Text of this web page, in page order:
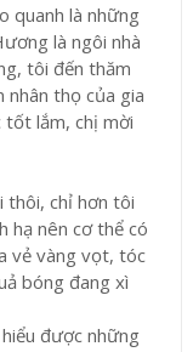
quanh là những
là ngôi nhà
tôi đến thăm
nhân thọ của gia
tốt lắm, chị mời
thôi, chỉ hơn tôi
hạ nên cơ thể có
vẻ vàng vọt, tóc
bóng đang xì
được những